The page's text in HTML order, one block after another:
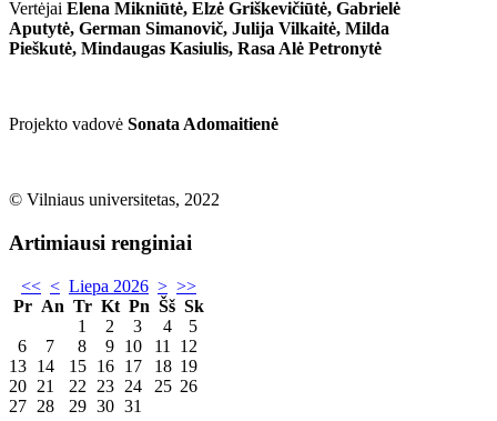
Vertėjai Elena Mikniūtė, Elzė Griškevičiūtė, Gabrielė
Aputytė, German Simanovič, Julija Vilkaitė, Milda
Pieškutė, Mindaugas Kasiulis, Rasa Alė Petronytė
Projekto vadovė Sonata Adomaitienė
© Vilniaus universitetas, 2022
Artimiausi renginiai
<< < Liepa 2026 > >>
Pr An Tr Kt Pn Šš Sk
1
2 3 4
5
6
7 8 9 10 11
12
13 14 15 16 17 18 19
20 21 22 23 24 25 26
27 28 29 30 31